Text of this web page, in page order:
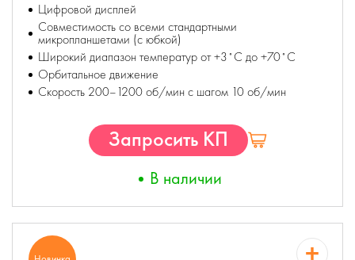
Цифровой дисплей
Совместимость со всеми стандартными
микропланшетами (с юбкой)
Широкий диапазон температур от +3˚С до +70˚С
Орбитальное движение
Скорость 200–1200 об/мин с шагом 10 об/мин
Запросить КП
В наличии